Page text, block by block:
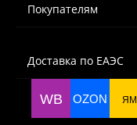
Покупателям
Доставка по ЕАЭС
WB OZON ЯМ